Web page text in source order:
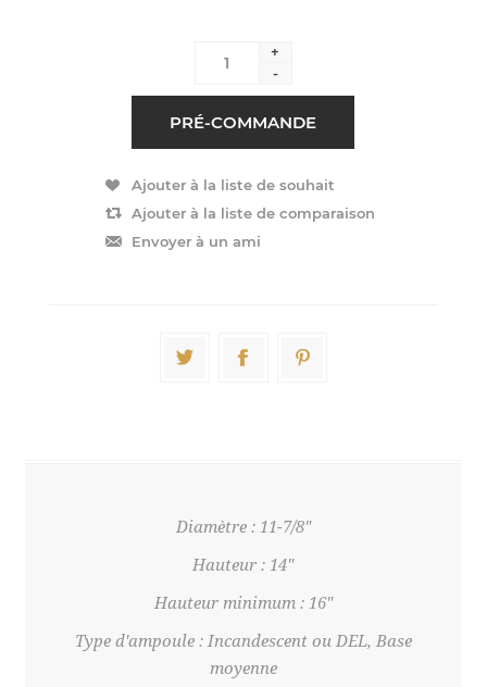
+
-
Diamètre : 11-7/8"
Hauteur : 14"
Hauteur minimum : 16"
Type d'ampoule : Incandescent ou DEL, Base
moyenne